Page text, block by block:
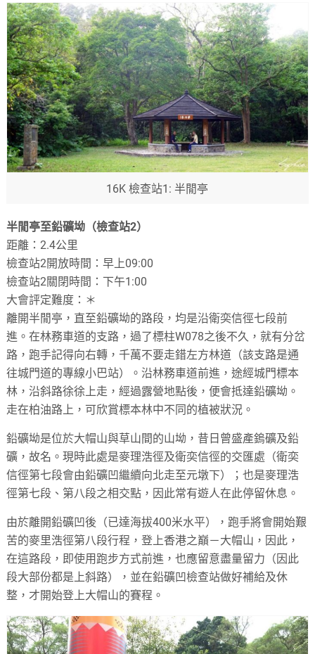
16K 檢查站1: 半閒亭
半閒亭至鉛礦坳（檢查站2）
距離：2.4公里
檢查站2開放時間：早上09:00
檢查站2關閉時間：下午1:00
大會評定難度：＊
離開半閒亭，直至鉛礦坳的路段，均是沿衛奕信徑七段前
進。在林務車道的支路，過了標柱W078之後不久，就有分岔
路，跑手記得向右轉，千萬不要走錯左方林道（該支路是通
往城門道的專線小巴站）。沿林務車道前進，途經城門標本
林，沿斜路徐徐上走，經過露營地點後，便會抵達鉛礦坳。
走在柏油路上，可欣賞標本林中不同的植被狀況。
鉛礦坳是位於大帽山與草山間的山坳，昔日曾盛產鎢礦及鉛
礦，故名。現時此處是麥理浩徑及衛奕信徑的交匯處（衛奕
信徑第七段會由鉛礦凹繼續向北走至元墩下）；也是麥理浩
徑第七段、第八段之相交點，因此常有遊人在此停留休息。
由於離開鉛礦凹後（已達海拔400米水平），跑手將會開始艱
苦的麥里浩徑第八段行程，登上香港之巔－大帽山，因此，
在這路段，即使用跑步方式前進，也應留意盡量留力（因此
段大部份都是上斜路），並在鉛礦凹檢查站做好補給及休
整，才開始登上大帽山的賽程。